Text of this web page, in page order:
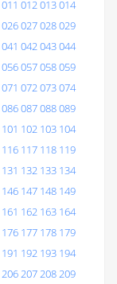
011 012013014
026027028029
041 042043044
056057058059
071 072073074
086087088089
101 102 103 104
116 117 118 119
131 132 133 134
146 147 148 149
161 162 163 164
176 177 178 179
191 192 193 194
206207208209